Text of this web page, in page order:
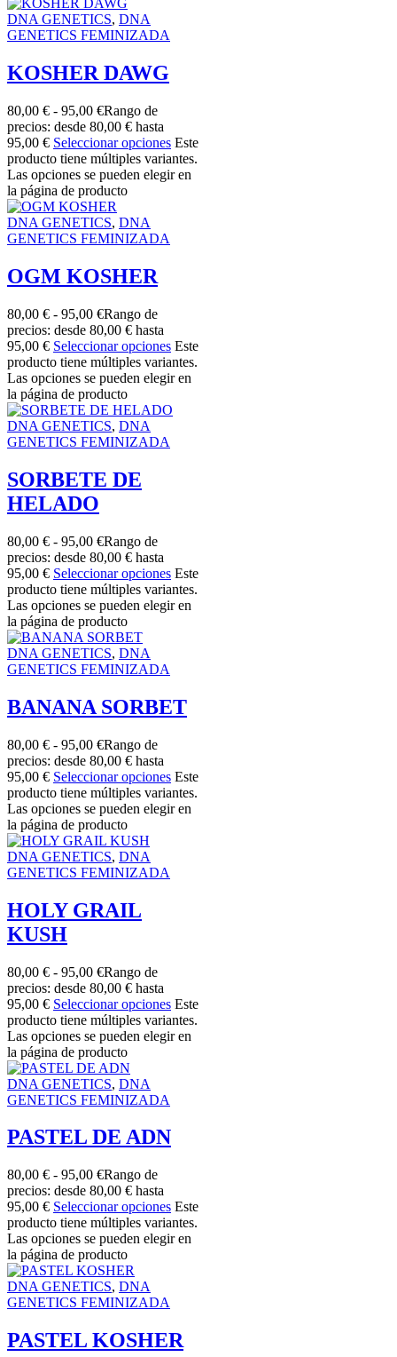
DNA GENETICS, DNA
GENETICS FEMINIZADA
KOSHER DAWG
80,00 € - 95,00 €Rango de
precios: desde 80,00 € hasta
95,00 € Seleccionar opciones Este
producto tiene múltiples variantes.
Las opciones se pueden elegir en
la página de producto
DNA GENETICS, DNA
GENETICS FEMINIZADA
OGM KOSHER
80,00 € - 95,00 €Rango de
precios: desde 80,00 € hasta
95,00 € Seleccionar opciones Este
producto tiene múltiples variantes.
Las opciones se pueden elegir en
la página de producto
DNA GENETICS, DNA
GENETICS FEMINIZADA
SORBETE DE
HELADO
80,00 € - 95,00 €Rango de
precios: desde 80,00 € hasta
95,00 € Seleccionar opciones Este
producto tiene múltiples variantes.
Las opciones se pueden elegir en
la página de producto
DNA GENETICS, DNA
GENETICS FEMINIZADA
BANANA SORBET
80,00 € - 95,00 €Rango de
precios: desde 80,00 € hasta
95,00 € Seleccionar opciones Este
producto tiene múltiples variantes.
Las opciones se pueden elegir en
la página de producto
DNA GENETICS, DNA
GENETICS FEMINIZADA
HOLY GRAIL
KUSH
80,00 € - 95,00 €Rango de
precios: desde 80,00 € hasta
95,00 € Seleccionar opciones Este
producto tiene múltiples variantes.
Las opciones se pueden elegir en
la página de producto
DNA GENETICS, DNA
GENETICS FEMINIZADA
PASTEL DE ADN
80,00 € - 95,00 €Rango de
precios: desde 80,00 € hasta
95,00 € Seleccionar opciones Este
producto tiene múltiples variantes.
Las opciones se pueden elegir en
la página de producto
DNA GENETICS, DNA
GENETICS FEMINIZADA
PASTEL KOSHER